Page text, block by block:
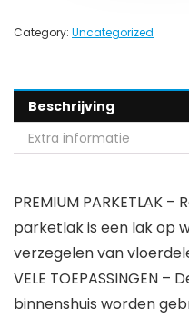
Category: Uncategorized
Beschrijving
Extra informatie
PREMIUM PARKETLAK
parketlak is een lak op
verzegelen van
VELE TOEPASSINGEN
binnenshuis worden